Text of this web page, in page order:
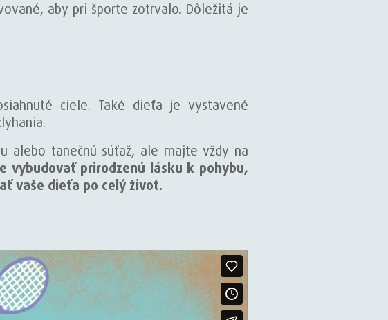
aby pri športe zotrvalo. Dôležitá je
ciele. Také dieťa je vystavené
alebo tanečnú súťaž, ale majte vždy na
vybudovať prirodzenú lásku k pohybu,
vaše dieťa po celý život.